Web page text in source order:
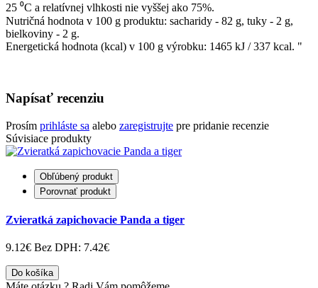
25 ⁰С a relatívnej vlhkosti nie vyššej ako 75%.
Nutričná hodnota v 100 g produktu: sacharidy - 82 g, tuky - 2 g,
bielkoviny - 2 g.
Energetická hodnota (kcal) v 100 g výrobku: 1465 kJ / 337 kcal. "
Napísať recenziu
Prosím prihláste sa alebo zaregistrujte pre pridanie recenzie
Súvisiace produkty
Obľúbený produkt
Porovnať produkt
Zvieratká zapichovacie Panda a tiger
9.12€ Bez DPH: 7.42€
Do košíka